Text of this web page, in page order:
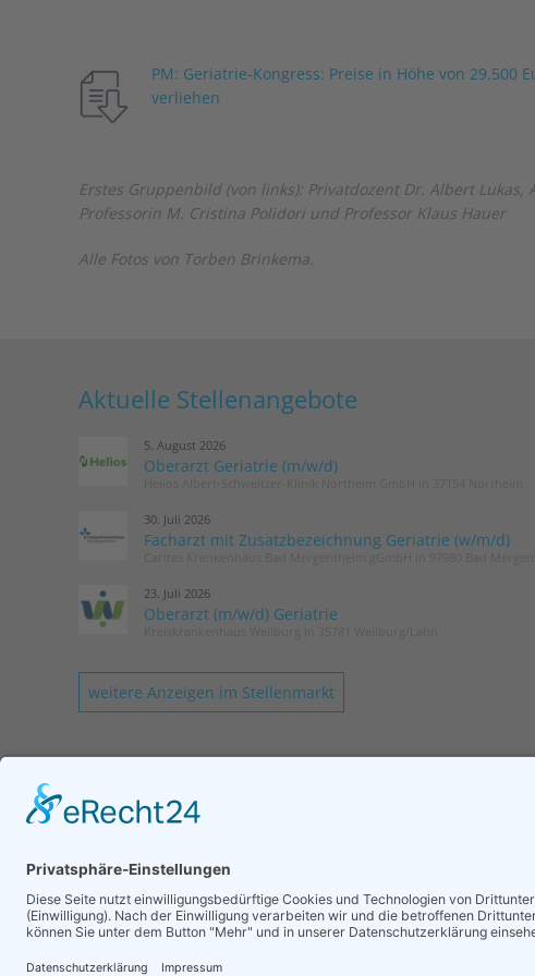
PM: Geriatrie-Kongress: Preise in Höhe von
verliehen
Erstes Gruppenbild (von links): Privatdozent Dr. Albert Lukas,
Professorin M. Cristina Polidori und Professor Klaus Hauer
Alle Fotos von Torben Brinkema.
Aktuelle Stellenangebote
5. August 2026
Oberarzt Geriatrie (m/w/d)
30. Juli 2026
Facharzt mit Zusatzbezeichnung Geriatrie (w/m/d)
23. Juli 2026
Oberarzt (m/w/d) Geriatrie
weitere Anzeigen im Stellenmarkt
Login
Impressum
Tel.: 030 / 52 13 72 75